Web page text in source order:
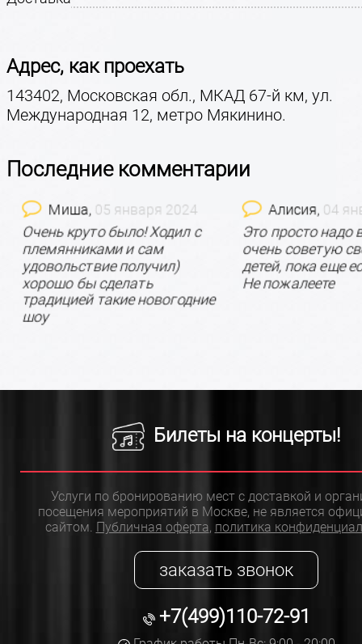
Адрес, как проехать
143402, Московская обл., МКАД 67-й км, ул.
Международная 12, метро Мякинино.
Последние комментарии
Миша,05 января 2024
Очень круто было! Ходил с
племянниками и сам
удовольствие получил)
хорошо бы сделать
традицией такие новогодние
шоу
Алисия,04
Это просто надо
очень советую
детей, пока еще
Не пожалеете
Билеты на концерты!
Услуги по бронированию мест с доставкой и
посещения мероприятий в Москве, не является
сайтом. Публичная оферта, политика
заказать звонок
+7(499)110-72-91